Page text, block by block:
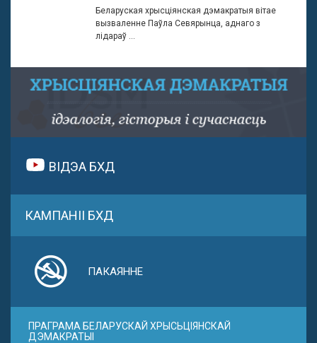
Беларуская хрысціянская дэмакратыя вітае
вызваленне Паўла Севярынца, аднаго з
лідараў ...
ВІДЭА БХД
КАМПАНІІ БХД
ПАКАЯННЕ
ПРАГРАМА БЕЛАРУСКАЙ ХРЫСЬЦІЯНСКАЙ
ДЭМАКРАТЫІ